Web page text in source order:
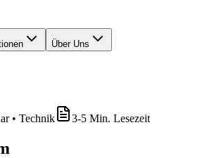
Über Uns
• Technik 3-5 Min. Lesezeit